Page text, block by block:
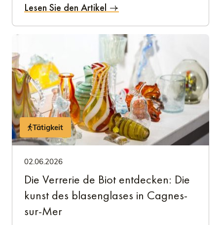
Lesen Sie den Artikel
Tätigkeit
02.06.2026
Die Verrerie de Biot entdecken: Die
kunst des blasenglases in Cagnes-
sur-Mer